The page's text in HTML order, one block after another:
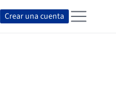
Crear una cuenta